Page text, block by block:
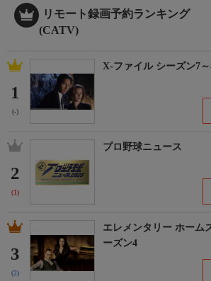
リモート録画予約ランキング
(CATV)
1
(-)
X-ファイル シーズン7
2
(1)
プロ野球ニュース
3
(2)
エレメンタリー ホーム
ーズン4